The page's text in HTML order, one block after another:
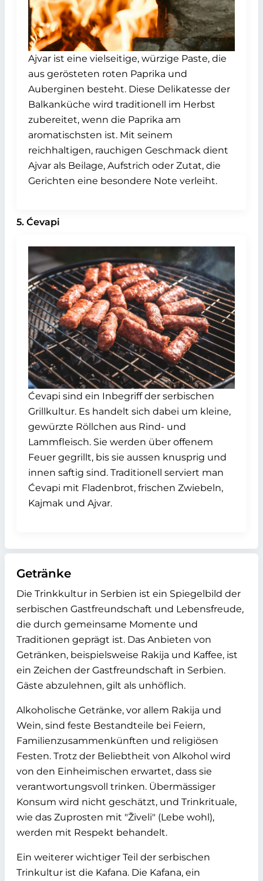
Ajvar ist eine vielseitige, würzige Paste, die
aus gerösteten roten Paprika und
Auberginen besteht. Diese Delikatesse der
Balkanküche wird traditionell im Herbst
zubereitet, wenn die Paprika am
aromatischsten ist. Mit seinem
reichhaltigen, rauchigen Geschmack dient
Ajvar als Beilage, Aufstrich oder Zutat, die
Gerichten eine besondere Note verleiht.
5. Ćevapi
Ćevapi sind ein Inbegriff der serbischen
Grillkultur. Es handelt sich dabei um kleine,
gewürzte Röllchen aus Rind- und
Lammfleisch. Sie werden über offenem
Feuer gegrillt, bis sie aussen knusprig und
innen saftig sind. Traditionell serviert man
Ćevapi mit Fladenbrot, frischen Zwiebeln,
Kajmak und Ajvar.
Getränke
Die Trinkkultur in Serbien ist ein Spiegelbild der
serbischen Gastfreundschaft und Lebensfreude,
die durch gemeinsame Momente und
Traditionen geprägt ist. Das Anbieten von
Getränken, beispielsweise Rakija und Kaffee, ist
ein Zeichen der Gastfreundschaft in Serbien.
Gäste abzulehnen, gilt als unhöflich.
Alkoholische Getränke, vor allem Rakija und
Wein, sind feste Bestandteile bei Feiern,
Familienzusammenkünften und religiösen
Festen. Trotz der Beliebtheit von Alkohol wird
von den Einheimischen erwartet, dass sie
verantwortungsvoll trinken. Übermässiger
Konsum wird nicht geschätzt, und Trinkrituale,
wie das Zuprosten mit "Živeli" (Lebe wohl),
werden mit Respekt behandelt.
Ein weiterer wichtiger Teil der serbischen
Trinkultur ist die Kafana. Die Kafana, ein